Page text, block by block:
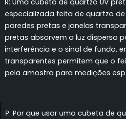
R: Uma cubeta de quartzo UV
especializada feita de quartzo
paredes pretas e janelas
pretas absorvem a luz dispersa
interferência e o sinal de fundo,
transparentes permitem que o
pela amostra para medições
P: Por que usar uma cubeta de